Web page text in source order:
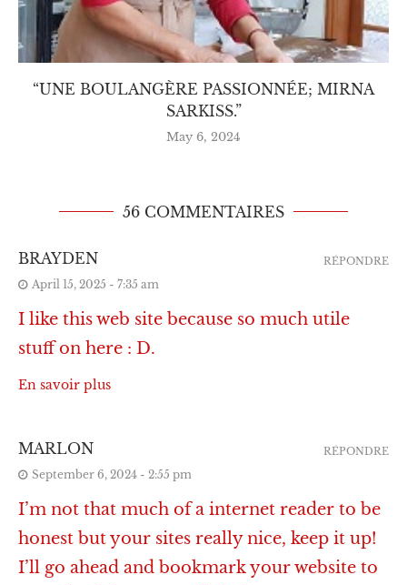
“UNE BOULANGÈRE PASSIONNÉE; MIRNA
SARKISS.”
May 6, 2024
56 COMMENTAIRES
BRAYDEN
April 15, 2025 - 7:35 am
I like this web site because so much utile
stuff on here : D.
En savoir plus
RÉPONDRE
MARLON
September 6, 2024 - 2:55 pm
I’m not that much of a internet reader to be
honest but your sites really nice, keep it up!
I’ll go ahead and bookmark your website to
RÉPONDRE